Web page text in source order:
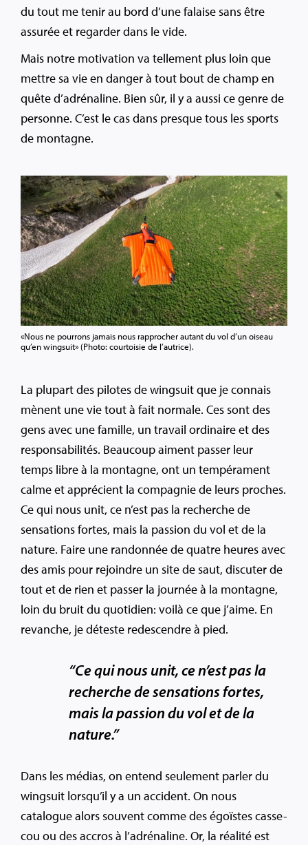
du tout me tenir au bord d’une falaise sans être
assurée et regarder dans le vide.
Mais notre motivation va tellement plus loin que
mettre sa vie en danger à tout bout de champ en
quête d’adrénaline. Bien sûr, il y a aussi ce genre de
personne. C’est le cas dans presque tous les sports
de montagne.
«Nous ne pourrons jamais nous rapprocher autant du vol d’un oiseau
qu’en wingsuit» (Photo: courtoisie de l’autrice).
La plupart des pilotes de wingsuit que je connais
mènent une vie tout à fait normale. Ces sont des
gens avec une famille, un travail ordinaire et des
responsabilités. Beaucoup aiment passer leur
temps libre à la montagne, ont un tempérament
calme et apprécient la compagnie de leurs proches.
Ce qui nous unit, ce n’est pas la recherche de
sensations fortes, mais la passion du vol et de la
nature. Faire une randonnée de quatre heures avec
des amis pour rejoindre un site de saut, discuter de
tout et de rien et passer la journée à la montagne,
loin du bruit du quotidien: voilà ce que j’aime. En
revanche, je déteste redescendre à pied.
“Ce qui nous unit, ce n’est pas la
recherche de sensations fortes,
mais la passion du vol et de la
nature.”
Dans les médias, on entend seulement parler du
wingsuit lorsqu’il y a un accident. On nous
catalogue alors souvent comme des égoïstes casse-
cou ou des accros à l’adrénaline. Or, la réalité est